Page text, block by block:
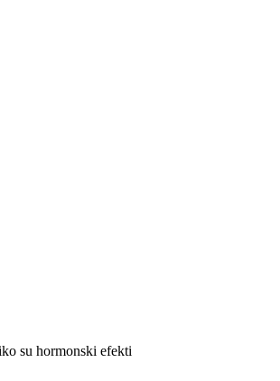
su hormonski efekti